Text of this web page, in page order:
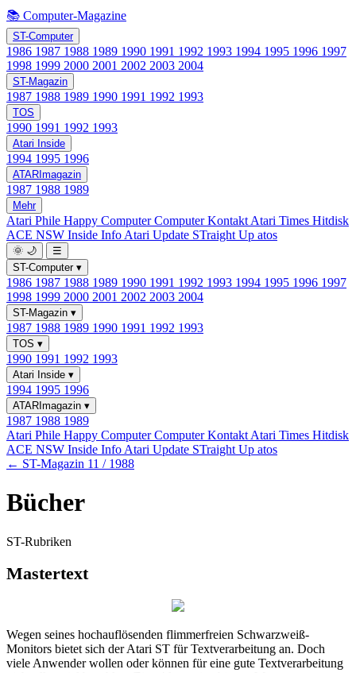
📚 Computer-Magazine
ST-Computer
1986 1987 1988 1989 1990 1991 1992 1993 1994 1995 1996 1997
1998 1999 2000 2001 2002 2003 2004
ST-Magazin
1987 1988 1989 1990 1991 1992 1993
TOS
1990 1991 1992 1993
Atari Inside
1994 1995 1996
ATARImagazin
1987 1988 1989
Mehr
Atari Phile Happy ComputerComputer Kontakt Atari Times Hitdisk
ACE NSW Inside Info Atari Update STraight Up atos
🌞 🌙
☰
ST-Computer ▾
1986 1987 1988 1989 1990 1991 1992 1993 1994 1995 1996 1997
1998 1999 2000 2001 2002 2003 2004
ST-Magazin ▾
1987 1988 1989 1990 1991 1992 1993
TOS ▾
1990 1991 1992 1993
Atari Inside ▾
1994 1995 1996
ATARImagazin ▾
1987 1988 1989
Atari Phile Happy ComputerComputer Kontakt Atari Times Hitdisk
ACE NSW Inside Info Atari Update STraight Up atos
← ST-Magazin 11 / 1988
Bücher
ST-Rubriken
Mastertext
Wegen seines hochauflösenden flimmerfreien Schwarzweiß-
Monitors bietet sich der Atari ST für Textverarbeitung an. Doch
viele Anwender wollen oder können für eine gute Textverarbeitung